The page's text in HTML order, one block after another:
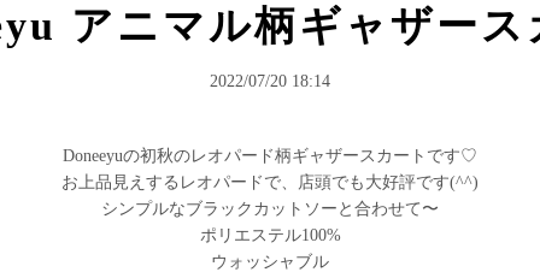
アニマル柄ギャザース
2022/07/20 18:14
Doneeyuの初秋のレオパード柄ギャザースカートです♡
お上品見えするレオパードで、店頭でも大好評です(^^)
シンプルなブラックカットソーと合わせて〜
ポリエステル100%
ウォッシャブル